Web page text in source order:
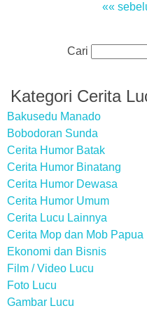
««
Cari
Kategori Cerita
Bakusedu Manado
Bobodoran Sunda
Cerita Humor Batak
Cerita Humor Binatang
Cerita Humor Dewasa
Cerita Humor Umum
Cerita Lucu Lainnya
Cerita Mop dan Mob Papua
Ekonomi dan Bisnis
Film / Video Lucu
Foto Lucu
Gambar Lucu